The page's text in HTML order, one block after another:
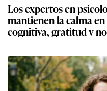
Los expertos en
mantienen la calma
cognitiva, gratitud y